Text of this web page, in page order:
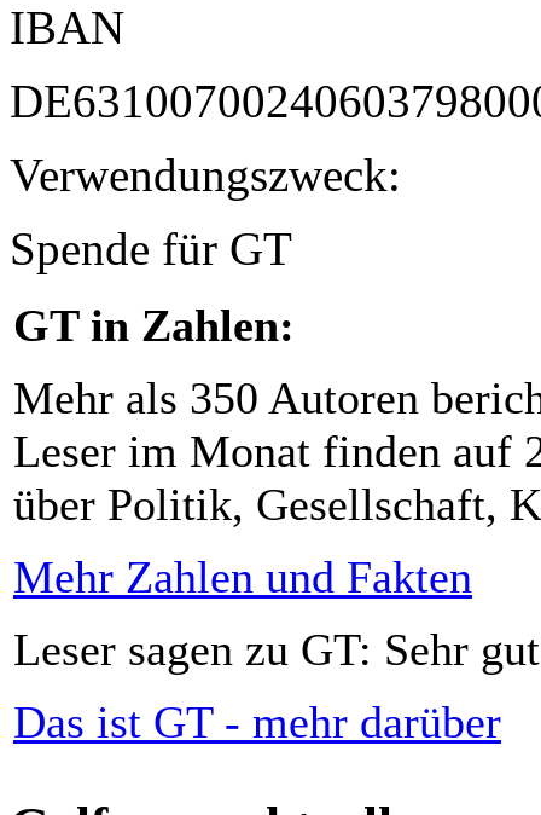
IBAN
Verwendungszweck:
Spende für GT
GT in Zahlen:
Mehr als 350 Autoren
Leser im Monat finden auf
über Politik, Gesellschaft,
Mehr Zahlen und Fakten
Leser sagen zu GT: Sehr
Das ist GT - mehr darüber